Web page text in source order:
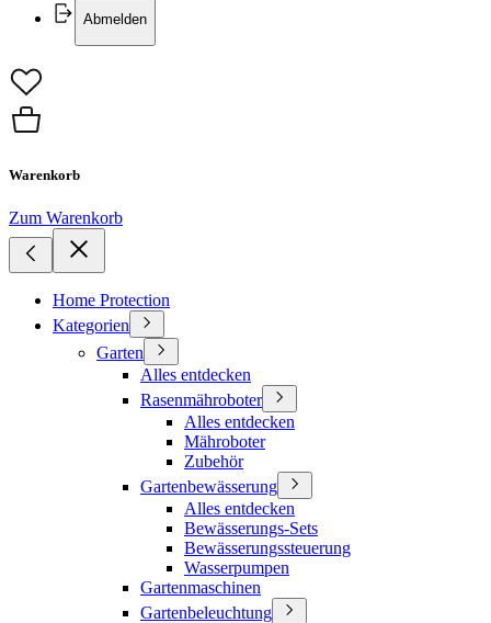
Abmelden
Warenkorb
Zum Warenkorb
Home Protection
Kategorien
Garten
Alles entdecken
Rasenmähroboter
Alles entdecken
Mähroboter
Zubehör
Gartenbewässerung
Alles entdecken
Bewässerungs-Sets
Bewässerungssteuerung
Wasserpumpen
Gartenmaschinen
Gartenbeleuchtung